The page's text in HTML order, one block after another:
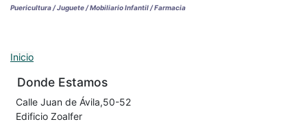
Puericultura / Juguete / Mobiliario Infantil / Farmacia
Inicio
Donde Estamos
Calle Juan de Ávila,50-52
Edificio Zoalfer